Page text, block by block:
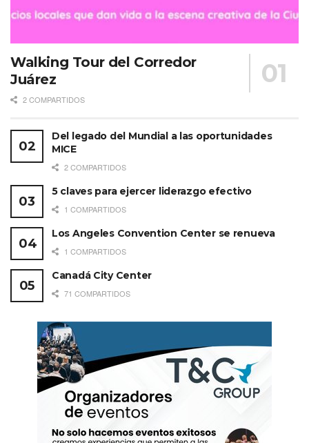
Walking Tour del Corredor
Juárez
2 COMPARTIDOS
Del legado del Mundial a las oportunidades
MICE
2 COMPARTIDOS
5 claves para ejercer liderazgo efectivo
1 COMPARTIDOS
Los Angeles Convention Center se renueva
1 COMPARTIDOS
Canadá City Center
71 COMPARTIDOS